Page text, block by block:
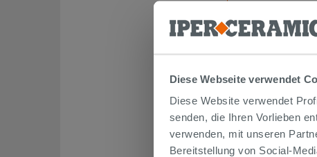
Diese Webseite verwendet
Diese Website verwendet
senden, die Ihren Vorlieben
verwenden, mit unseren
Bereitstellung von Social-
17,99 € /M2